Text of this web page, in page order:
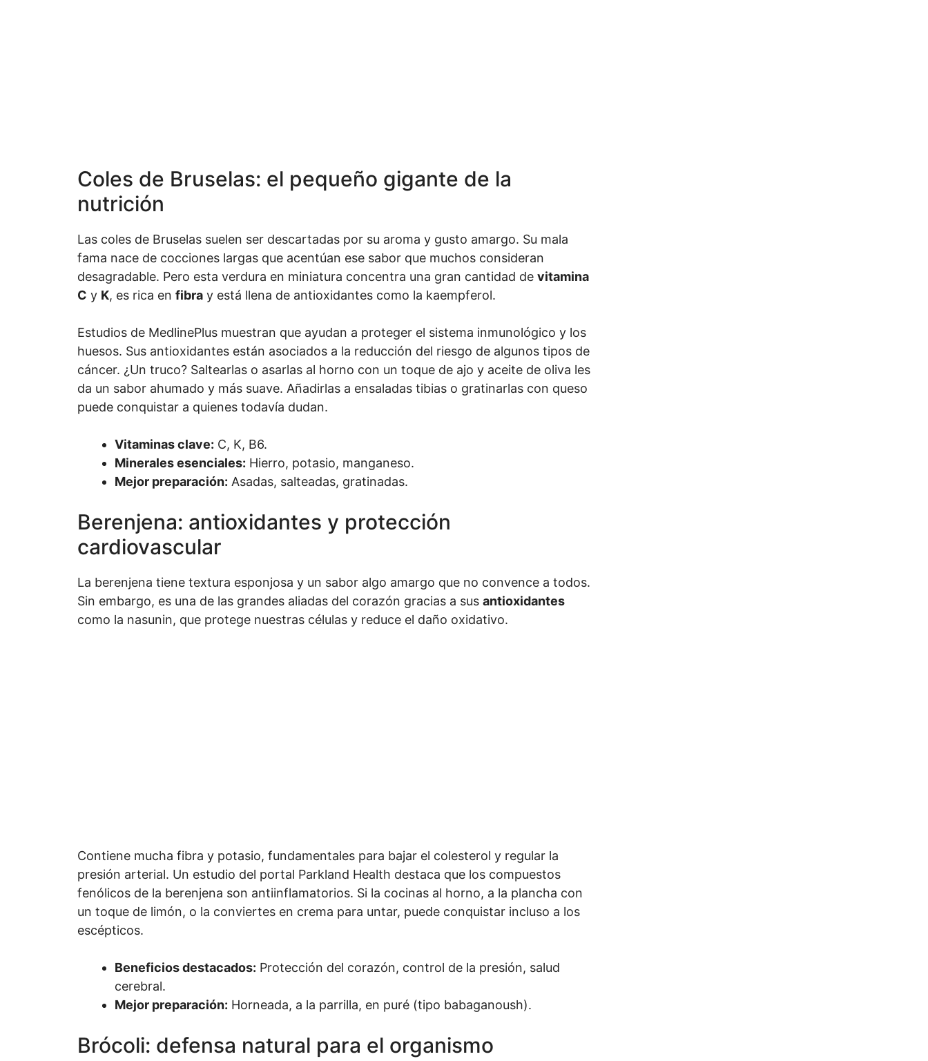
Coles de Bruselas: el pequeño gigante de la
nutrición
Las coles de Bruselas suelen ser descartadas por su aroma y gusto amargo. Su mala
fama nace de cocciones largas que acentúan ese sabor que muchos consideran
desagradable. Pero esta verdura en miniatura concentra una gran cantidad de vitamina
C y K, es rica en fibra y está llena de antioxidantes como la kaempferol.
Estudios de MedlinePlus muestran que ayudan a proteger el sistema inmunológico y los
huesos. Sus antioxidantes están asociados a la reducción del riesgo de algunos tipos de
cáncer. ¿Un truco? Saltearlas o asarlas al horno con un toque de ajo y aceite de oliva les
da un sabor ahumado y más suave. Añadirlas a ensaladas tibias o gratinarlas con queso
puede conquistar a quienes todavía dudan.
Vitaminas clave: C, K, B6.
Minerales esenciales: Hierro, potasio, manganeso.
Mejor preparación: Asadas, salteadas, gratinadas.
Berenjena: antioxidantes y protección
cardiovascular
La berenjena tiene textura esponjosa y un sabor algo amargo que no convence a todos.
Sin embargo, es una de las grandes aliadas del corazón gracias a sus antioxidantes
como la nasunin, que protege nuestras células y reduce el daño oxidativo.
Contiene mucha fibra y potasio, fundamentales para bajar el colesterol y regular la
presión arterial. Un estudio del portal Parkland Health destaca que los compuestos
fenólicos de la berenjena son antiinflamatorios. Si la cocinas al horno, a la plancha con
un toque de limón, o la conviertes en crema para untar, puede conquistar incluso a los
escépticos.
Beneficios destacados: Protección del corazón, control de la presión, salud
cerebral.
Mejor preparación: Horneada, a la parrilla, en puré (tipo babaganoush).
Brócoli: defensa natural para el organismo